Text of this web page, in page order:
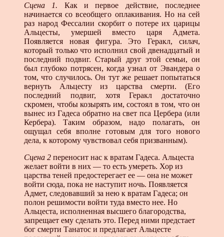
Сцена 1. Как и первое действие, последнее
начинается со всеобщего оплакивания. Но на сей
раз народ Фессалии скор­бит о потере их царицы
Альцесты, умершей вместо царя Адме­та.
Появляется новая фигура. Это Геракл, силач,
который только что исполнил свой двенадцатый и
последний подвиг. Старый друг этой семьи, он
был глубоко потрясен, когда узнал от Эвандера о
том, что случилось. Он тут же решает попытать­ся
вернуть Альцесту из царства смерти. (Его
последний под­виг, хотя Геракл достаточно
скромен, чтобы козырять им, состоял в том, что он
вынес из Гадеса обратно на свет пса Цербера (или
Кербера). Таким образом, надо полагать, он
ощущал себя вполне готовым для того нового
дела, к которому чувствовал себя призванным).
Сцена 2 переносит нас к вратам Гадеса. Альцеста
желает войти в них — то есть умереть. Хор из
царства теней предосте­регает ее — она не может
войти сюда, пока не наступит ночь. Появляется
Адмет, следовавший за нею к вратам Гадеса; он
полон решимости войти туда вместо нее. Но
Альцеста, испол­ненная высшего благородства,
запрещает ему сделать это. Пе­ред ними предстает
бог смерти Танатос и предлагает Альцесте